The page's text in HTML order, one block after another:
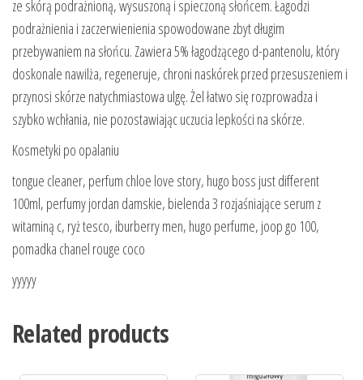
ze skórą podrażnioną, wysuszoną i spieczoną słońcem. Łagodzi
podrażnienia i zaczerwienienia spowodowane zbyt długim
przebywaniem na słońcu. Zawiera 5% łagodzącego d-pantenolu, który
doskonale nawilża, regeneruje, chroni naskórek przed przesuszeniem i
przynosi skórze natychmiastowa ulgę. Żel łatwo się rozprowadza i
szybko wchłania, nie pozostawiając uczucia lepkości na skórze.
Kosmetyki po opalaniu
tongue cleaner, perfum chloe love story, hugo boss just different
100ml, perfumy jordan damskie, bielenda 3 rozjaśniające serum z
witaminą c, ryż tesco, iburberry men, hugo perfume, joop go 100,
pomadka chanel rouge coco
yyyyy
Related products